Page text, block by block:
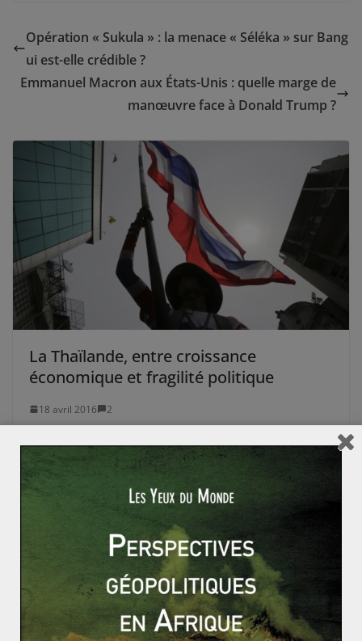
Opération « Sukula » : la menace « Séléka » sur Bang
ui est-elle crédible ?
Emmanuel Macron aux États-Unis : quelle marge de
manœuvre face à Donald Trump ?
La Thaïlande, entre croissance
économique et fragilité politique
18 avril 2016 2